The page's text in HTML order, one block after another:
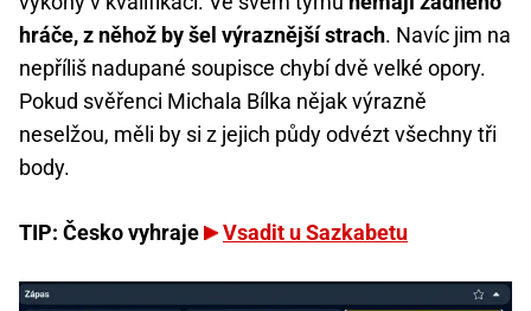
hráče, z něhož by šel výraznější strach. Navíc jim na
nepříliš nadupané soupisce chybí dvě velké opory.
Pokud svěřenci Michala Bílka nějak výrazně
neselžou, měli by si z jejich půdy odvézt všechny tři
body.
TIP: Česko vyhraje Vsadit u Sazkabetu